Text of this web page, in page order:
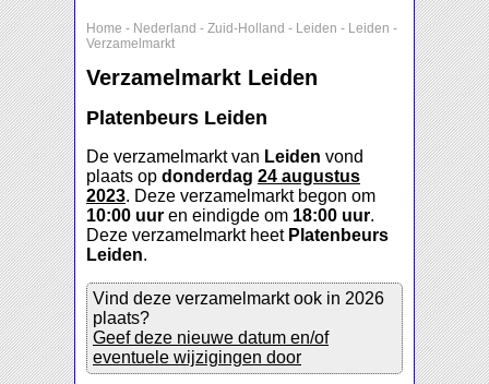
Home - Nederland - Zuid-Holland - Leiden - Leiden -
Verzamelmarkt
Verzamelmarkt Leiden
Platenbeurs Leiden
De verzamelmarkt van Leiden vond
plaats op donderdag 24 augustus
2023. Deze verzamelmarkt begon om
10:00 uur en eindigde om 18:00 uur.
Deze verzamelmarkt heet Platenbeurs
Leiden.
Vind deze verzamelmarkt ook in 2026
plaats?
Geef deze nieuwe datum en/of
eventuele wijzigingen door